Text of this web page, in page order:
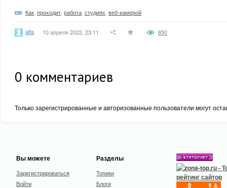
Как проходит работа студиях веб-камерой
alfa 10 апреля 2022, 23:11 850
0 комментариев
Только зарегистрированные и авторизованные пользователи могут
Вы можете
Зарегистрироваться
Войти
Разделы
Топики
Блоги